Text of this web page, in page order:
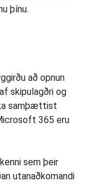
þínu.
að opnun
skipulagðri og
samþættist
365 eru
sem þeir
utanaðkomandi